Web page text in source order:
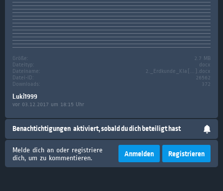
Größe:
2.7 MB
Dateityp:
docx
Dateiname:
2._Erdkunde_Kla[...].docx
Datei-ID:
26562
Downloads:
372
Luki1999
vor 03.12.2017 um 18:15 Uhr
Benachtichtigungen aktiviert, sobald du dich beteiligt hast
Melde dich an oder registriere
dich, um zu kommentieren.
Anmelden Registrieren